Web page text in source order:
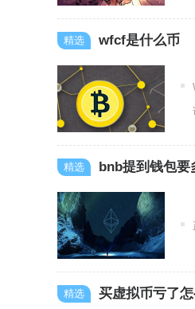
wfcf是什么币
bnb提到钱包要
买虚拟币亏了